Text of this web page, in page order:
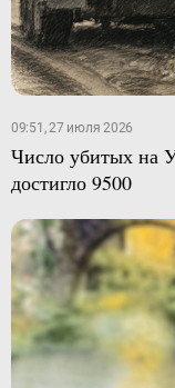
09:51, 27 июля 2026
Число убитых на
достигло 9500